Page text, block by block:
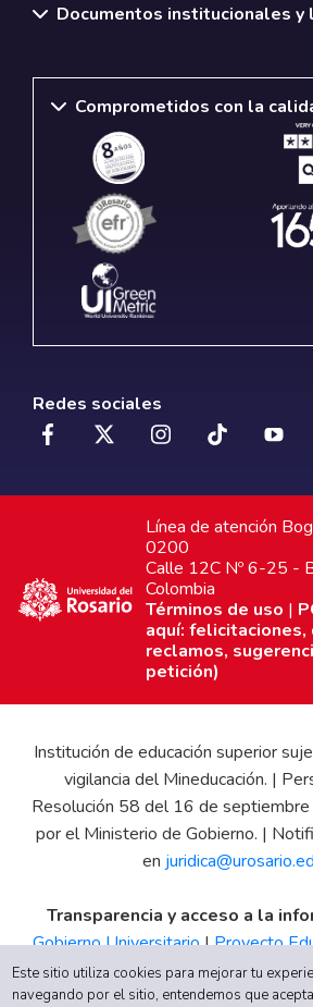
Documentos institucionales y
Comprometidos con la
Redes sociales
Línea de atención
0200
Calle 12C Nº 6-25 -
Colombia
Términos de uso |
aquí: felicitaciones,
reclamos,
petición)
Institución de educación superior
vigilancia del Mineducación. |
Resolución 58 del 16 de
por el Ministerio de Gobierno. |
en
Transparencia y acceso a la
Gobierno Universitario|Proyecto
|Informe de Gestión|Boletín
Tributario|Estados Financieros|
Este sitio utiliza cookies para mejorar tu
navegando por el sitio, entendemos que